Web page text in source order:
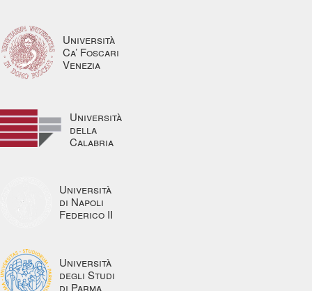
Università
Ca’ Foscari
Venezia
Università
della
Calabria
Università
di Napoli
Federico II
Università
degli Studi
di Parma